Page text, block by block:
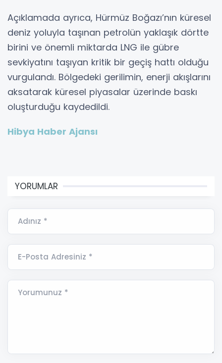
Açıklamada ayrıca, Hürmüz Boğazı’nın küresel
deniz yoluyla taşınan petrolün yaklaşık dörtte
birini ve önemli miktarda LNG ile gübre
sevkiyatını taşıyan kritik bir geçiş hattı olduğu
vurgulandı. Bölgedeki gerilimin, enerji akışlarını
aksatarak küresel piyasalar üzerinde baskı
oluşturduğu kaydedildi.
Hibya Haber Ajansı
YORUMLAR
Adınız *
E-Posta Adresiniz *
Yorumunuz *